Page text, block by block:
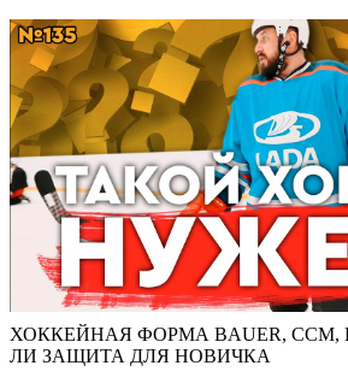
ХОККЕЙНАЯ ФОРМА BAUER, CCM,
ЛИ ЗАЩИТА ДЛЯ НОВИЧКА